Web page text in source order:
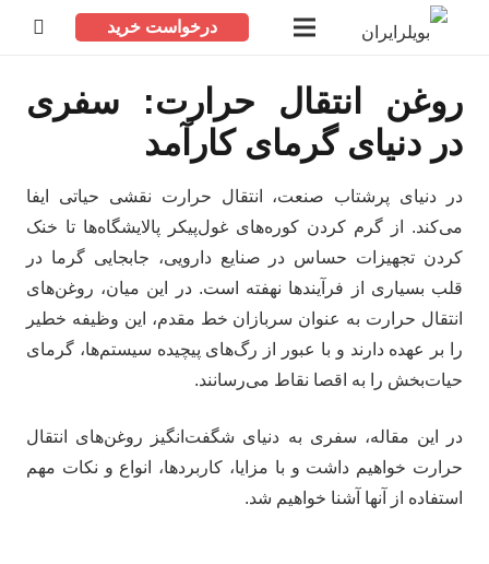
درخواست خرید
روغن انتقال حرارت: سفری
در دنیای گرمای کارآمد
در دنیای پرشتاب صنعت، انتقال حرارت نقشی حیاتی ایفا
می‌کند. از گرم کردن کوره‌های غول‌پیکر پالایشگاه‌ها تا خنک
کردن تجهیزات حساس در صنایع دارویی، جابجایی گرما در
قلب بسیاری از فرآیندها نهفته است. در این میان، روغن‌های
انتقال حرارت به عنوان سربازان خط مقدم، این وظیفه خطیر
را بر عهده دارند و با عبور از رگ‌های پیچیده سیستم‌ها، گرمای
حیات‌بخش را به اقصا نقاط می‌رسانند.
در این مقاله، سفری به دنیای شگفت‌انگیز روغن‌های انتقال
حرارت خواهیم داشت و با مزایا، کاربردها، انواع و نکات مهم
استفاده از آنها آشنا خواهیم شد.